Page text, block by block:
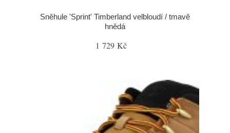
Sněhule 'Sprint' Timberland velbloudí / tmavě
hnědá
1 729 Kč